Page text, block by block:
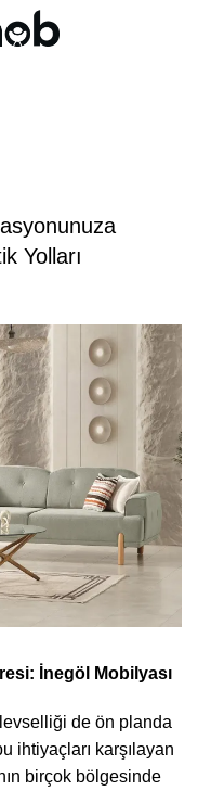
Yolları
İnegöl Mobilyası
de ön planda
ihtiyaçları karşılayan
birçok bölgesinde